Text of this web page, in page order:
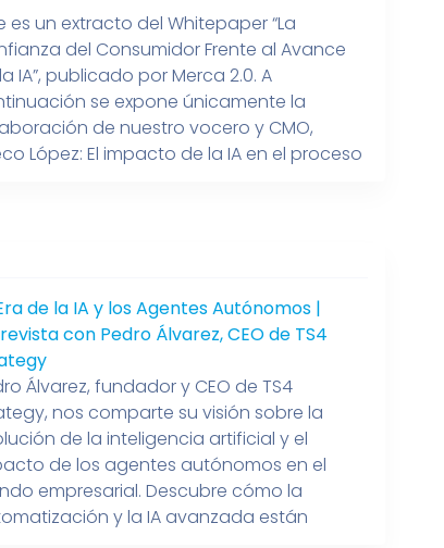
es un extracto del Whitepaper “La
del Consumidor Frente al Avance
IA”, publicado por Merca 2.0. A
se expone únicamente la
de nuestro vocero y CMO,
López: El impacto de la IA en el proceso
de la IA y los Agentes Autónomos |
con Pedro Álvarez, CEO de TS4
Álvarez, fundador y CEO de TS4
nos comparte su visión sobre la
de la inteligencia artificial y el
de los agentes autónomos en el
empresarial. Descubre cómo la
y la IA avanzada están